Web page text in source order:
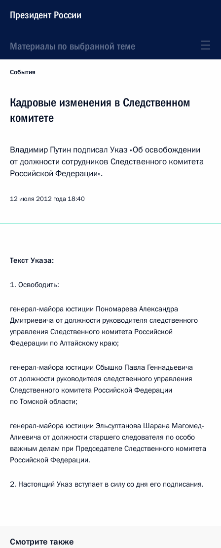
Президент России
Материалы по выбранной теме
События
Кадровые изменения в Следственном
комитете
Владимир Путин подписал Указ «Об освобождении
от должности сотрудников Следственного комитета
Российской Федерации».
12 июля 2012 года 18:40
Текст Указа:
1. Освободить:
генерал-майора юстиции Пономарева Александра
Дмитриевича от должности руководителя следственного
управления Следственного комитета Российской
Федерации по Алтайскому краю;
генерал-майора юстиции Сбышко Павла Геннадьевича
от должности руководителя следственного управления
Следственного комитета Российской Федерации
по Томской области;
генерал-майора юстиции Эльсултанова Шарана Магомед-
Алиевича от должности старшего следователя по особо
важным делам при Председателе Следственного комитета
Российской Федерации.
2. Настоящий Указ вступает в силу со дня его подписания.
Смотрите также